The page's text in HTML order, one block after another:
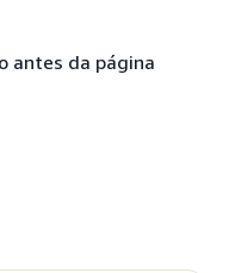
antes da página